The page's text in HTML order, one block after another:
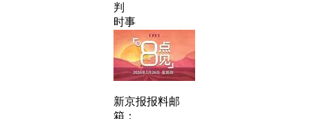
判
时事
新京报报料邮
箱：